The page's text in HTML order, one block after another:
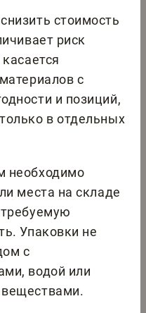
стоимость
риск
с
и позиций,
в отдельных
необходимо
места на складе
Упаковки не
с
водой или